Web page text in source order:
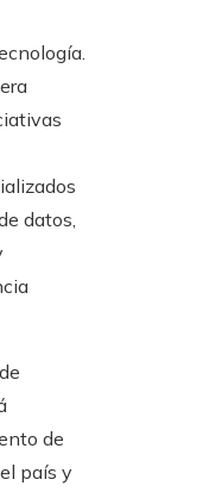
datos,
de
país y